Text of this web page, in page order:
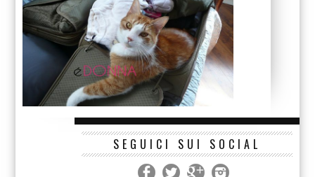
SEGUICI SUI SOCIAL